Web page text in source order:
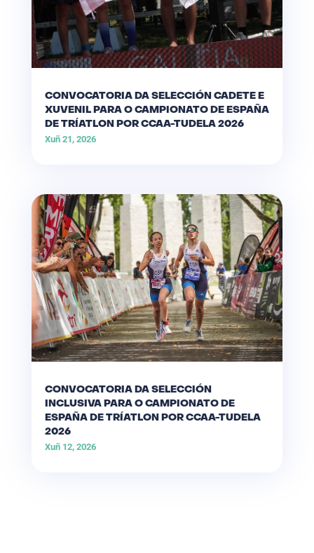
CONVOCATORIA DA SELECCIÓN CADETE E
XUVENIL PARA O CAMPIONATO DE ESPAÑA
DE TRÍATLON POR CCAA-TUDELA 2026
Xuñ 21, 2026
CONVOCATORIA DA SELECCIÓN
INCLUSIVA PARA O CAMPIONATO DE
ESPAÑA DE TRÍATLON POR CCAA-TUDELA
2026
Xuñ 12, 2026